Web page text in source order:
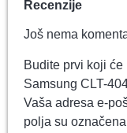
Recenzije
Još nema
Budite prvi koji će
Samsung CLT-
Vaša adresa e-
polja su označena